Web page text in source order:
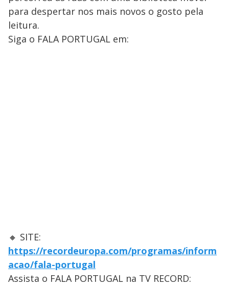
para despertar nos mais novos o gosto pela
leitura.
Siga o FALA PORTUGAL em:
🔸 SITE:
https://recordeuropa.com/programas/inform
acao/fala-portugal
Assista o FALA PORTUGAL na TV RECORD: